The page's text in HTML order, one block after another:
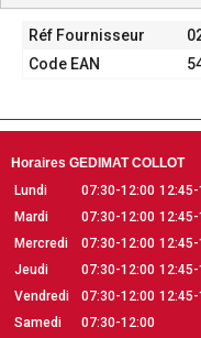
Réf Fournisseur
Code EAN
Horaires GEDIMAT COLLOT
Lundi
07:30-12:00
Mardi
07:30-12:00
Mercredi
07:30-12:00
Jeudi
07:30-12:00
Vendredi
07:30-12:00
Samedi
07:30-12:00